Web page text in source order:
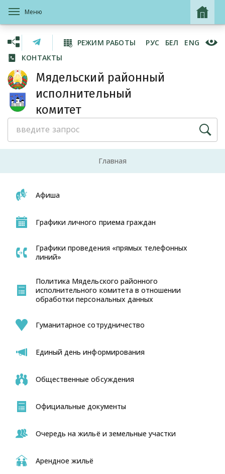
Меню
КОНТАКТЫ
РЕЖИМ РАБОТЫ РУС БЕЛ ENG
Мядельский районный
исполнительный
комитет
Главная
Афиша
Графики личного приема граждан
Графики проведения «прямых телефонных
линий»
Политика Мядельского районного
исполнительного комитета в отношении
обработки персональных данных
Гуманитарное сотрудничество
Единый день информирования
Общественные обсуждения
Официальные документы
Очередь на жильё и земельные участки
Арендное жильё